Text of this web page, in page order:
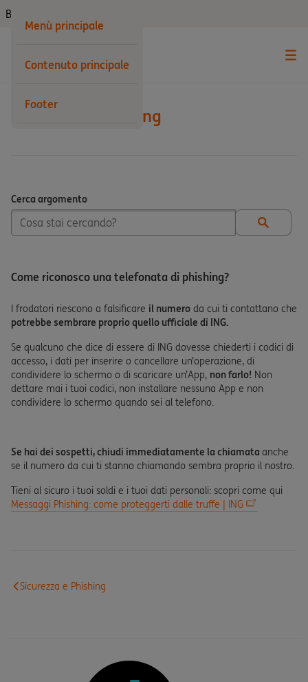
Menù principale
Contenuto principale
Footer
Business
Sicurezza e Phishing
Cerca argomento
Cerca argomento
Come riconosco una telefonata di phishing?
I frodatori riescono a falsificare il numero da cui ti contattano che
potrebbe sembrare proprio quello ufficiale di ING.
Se qualcuno che dice di essere di ING dovesse chiederti i codici di
accesso, i dati per inserire o cancellare un’operazione, di
condividere lo schermo o di scaricare un’App, non farlo! Non
dettare mai i tuoi codici, non installare nessuna App e non
condividere lo schermo quando sei al telefono.
Se hai dei sospetti, chiudi immediatamente la chiamataanche
se il numero da cui ti stanno chiamando sembra proprio il nostro.
Tieni al sicuro i tuoi soldi e i tuoi dati personali: scopri come qui
Messaggi Phishing: come proteggerti dalle truffe | ING
Sicurezza e Phishing